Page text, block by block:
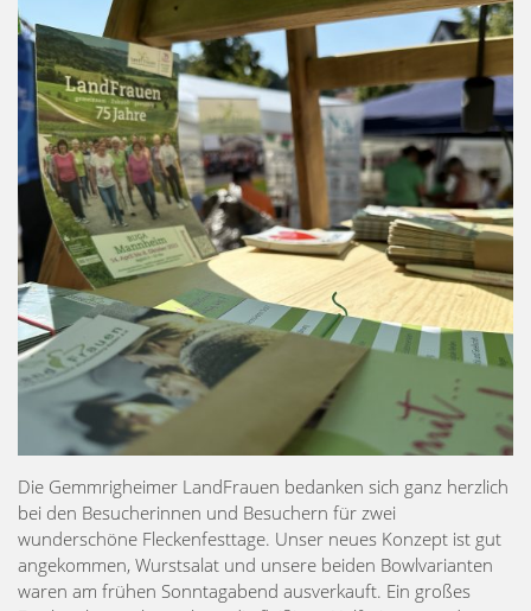
Die Gemmrigheimer LandFrauen bedanken sich ganz herzlich
bei den Besucherinnen und Besuchern für zwei
wunderschöne Fleckenfesttage. Unser neues Konzept ist gut
angekommen, Wurstsalat und unsere beiden Bowlvarianten
waren am frühen Sonntagabend ausverkauft. Ein großes